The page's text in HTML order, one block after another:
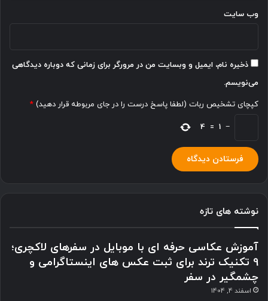
وب‌ سایت
ذخیره نام، ایمیل و وبسایت من در مرورگر برای زمانی که دوباره دیدگاهی
می‌نویسم.
کپچای تشخیص ربات (لطفا پاسخ درست را در جای مربوطه قرار دهید) *
−
1
=
4
نوشته های تازه
آموزش عکاسی حرفه ای با موبایل در سفرهای لاکچری؛
9 تکنیک ترند برای ثبت عکس های اینستاگرامی و
چشمگیر در سفر
اسفند 4, 1404